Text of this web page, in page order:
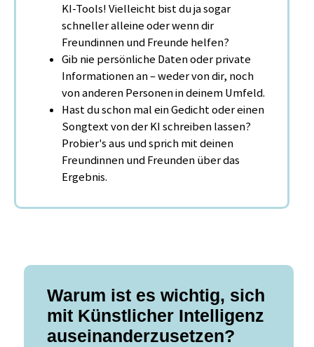
KI-Tools! Vielleicht bist du ja sogar
schneller alleine oder wenn dir
Freundinnen und Freunde helfen?
Gib nie persönliche Daten oder private
Informationen an – weder von dir, noch
von anderen Personen in deinem Umfeld.
Hast du schon mal ein Gedicht oder einen
Songtext von der KI schreiben lassen?
Probier's aus und sprich mit deinen
Freundinnen und Freunden über das
Ergebnis.
Warum ist es wichtig, sich
mit Künstlicher Intelligenz
auseinanderzusetzen?